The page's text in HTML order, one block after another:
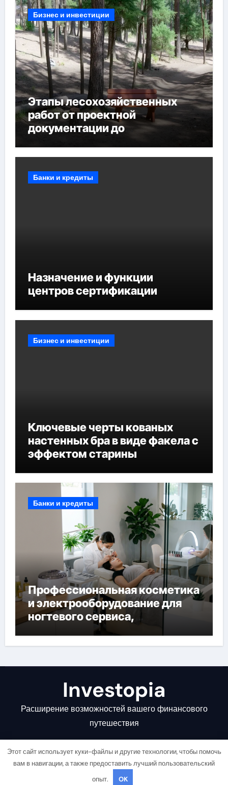
Бизнес и инвестиции
Этапы лесохозяйственных
работ от проектной
документации до
мероприятий и обустройства
Банки и кредиты
Назначение и функции
центров сертификации
Бизнес и инвестиции
Ключевые черты кованых
настенных бра в виде факела с
эффектом старины
Банки и кредиты
Профессиональная косметика
и электрооборудование для
ногтевого сервиса,
наращивания ресниц и
депиляции
Investopia
Расширение возможностей вашего финансового
путешествия
Copyright © All rights reserved |
Этот сайт использует куки-файлы и другие технологии, чтобы помочь
вам в навигации, а также предоставить лучший пользовательский
опыт.
OK